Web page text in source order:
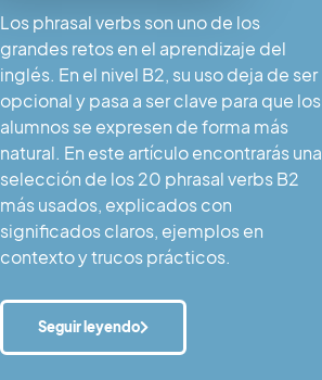
Los phrasal verbs son uno de los
grandes retos en el aprendizaje del
inglés. En el nivel B2, su uso deja de ser
opcional y pasa a ser clave para que los
alumnos se expresen de forma más
natural. En este artículo encontrarás una
selección de los 20 phrasal verbs B2
más usados, explicados con
significados claros, ejemplos en
contexto y trucos prácticos.
Seguir leyendo